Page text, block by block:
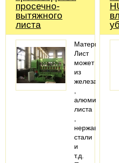
просечно-
вытяжного
листа
Материал:
Лист
может
из
железа
алюминиевого
листа
нержавеющей
стали
и
т.д.